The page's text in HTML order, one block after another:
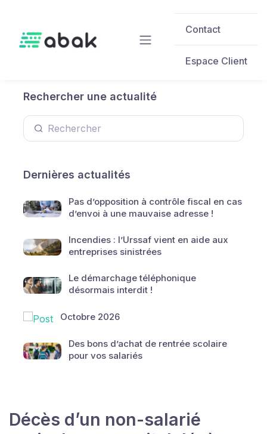
Contact
Espace Client
Rechercher une actualité
Dernières actualités
Pas d’opposition à contrôle fiscal en cas
d’envoi à une mauvaise adresse !
Incendies : l’Urssaf vient en aide aux
entreprises sinistrées
Le démarchage téléphonique
désormais interdit !
Octobre 2026
Des bons d’achat de rentrée scolaire
pour vos salariés
Décès d’un non-salarié